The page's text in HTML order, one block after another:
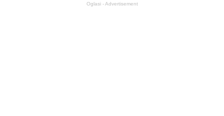
Oglasi - Advertisement